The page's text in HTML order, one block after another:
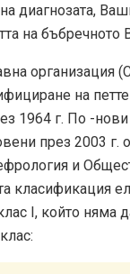
диагнозата,
на бъбречното
организация
на
1964 г. По -
през 2003
и
класификация
I, който няма